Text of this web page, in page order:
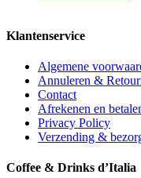
Klantenservice
Algemene
Annuleren &
Contact
Afrekenen en
Privacy Policy
Verzending &
Coffee & Drinks d’Italia